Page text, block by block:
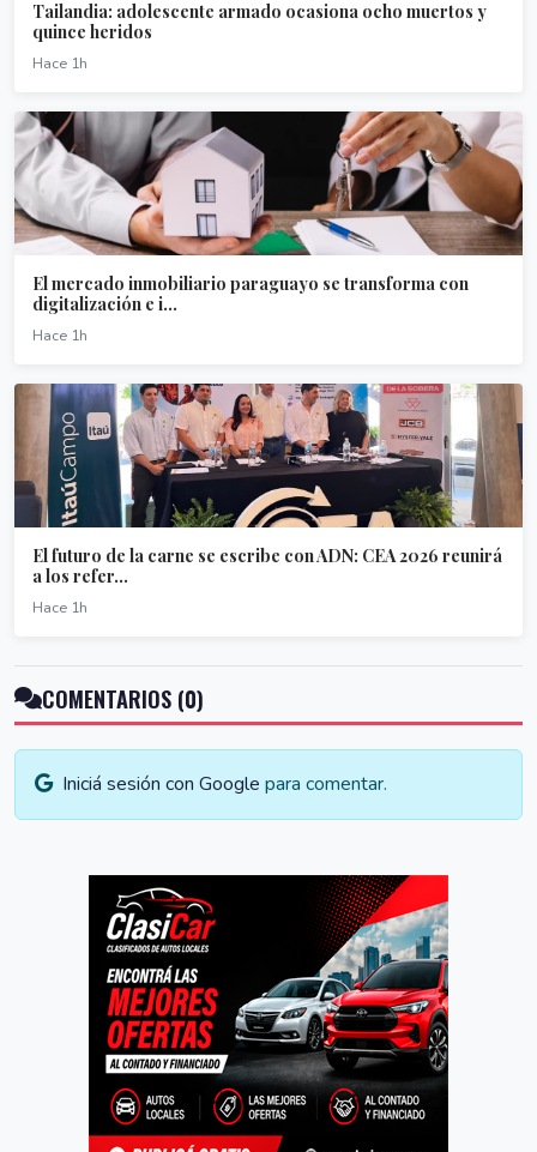
Tailandia: adolescente armado ocasiona ocho muertos y
quince heridos
Hace 1h
El mercado inmobiliario paraguayo se transforma con
digitalización e i...
Hace 1h
El futuro de la carne se escribe con ADN: CEA 2026 reunirá
a los refer...
Hace 1h
COMENTARIOS (0)
Iniciá sesión con Google para comentar.